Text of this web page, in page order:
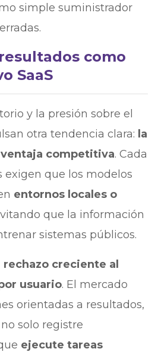
simple suministrador
como
SaaS
y la presión sobre el
otra tendencia clara: la
competitiva. Cada
exigen que los modelos
entornos locales o
que la información
sistemas públicos.
rechazo creciente al
usuario. El mercado
orientadas a resultados,
solo registre
ejecute tareas